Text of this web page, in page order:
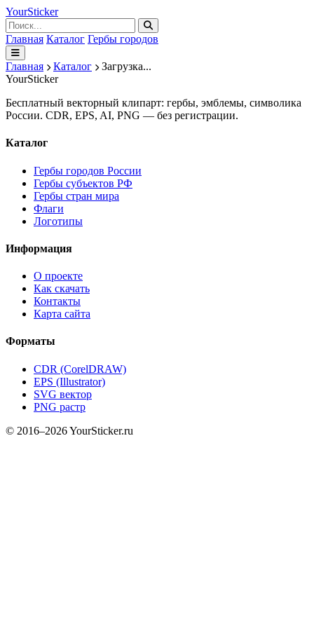
YourSticker
Главная Каталог Гербы городов
Главная Каталог
Загрузка...
YourSticker
Бесплатный векторный клипарт: гербы, эмблемы, символика
России. CDR, EPS, AI, PNG — без регистрации.
Каталог
Гербы городов России
Гербы субъектов РФ
Гербы стран мира
Флаги
Логотипы
Информация
О проекте
Как скачать
Контакты
Карта сайта
Форматы
CDR (CorelDRAW)
EPS (Illustrator)
SVG вектор
PNG растр
© 2016–2026 YourSticker.ru